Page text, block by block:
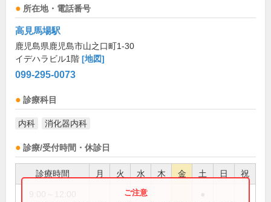
所在地・電話番号
高見馬場駅
鹿児島県鹿児島市山之口町1-30
イデハラビル1階 [地図]
099-295-0073
診療科目
内科 消化器内科
診療/受付時間・休診日
診療時間 月 火 水 木 金 土 日 祝